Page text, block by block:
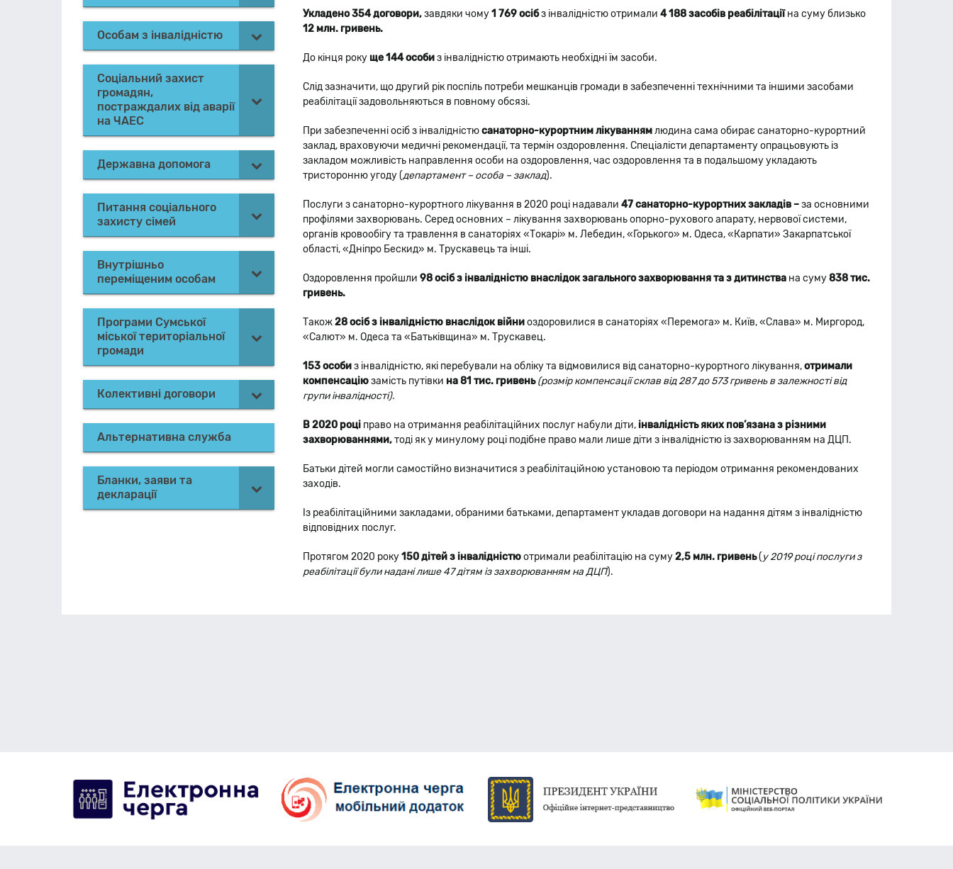
Особам з інвалідністю
Соціальний захист
громадян,
постраждалих від аварії
на ЧАЕС
Державна допомога
Питання соціального
захисту сімей
Внутрішньо
переміщеним особам
Програми Сумської
міської територіальної
громади
Колективні договори
Альтернативна служба
Бланки, заяви та
декларації
Укладено 354 договори,завдяки чому1 769 осібз інвалідністю отримали 4 188 засобів реабілітаціїна суму близько
12 млн. гривень.
До кінця року ще 144 особиз інвалідністю отримають необхідні їм засоби.
Слід зазначити, що другий рік поспіль потреби мешканців громади в забезпеченні технічними та іншими засобами
реабілітації задовольняються в повному обсязі.
При забезпеченні осіб з інвалідністюсанаторно-курортним лікуваннямлюдина сама обирає санаторно-курортний
заклад, враховуючи медичні рекомендації, та термін оздоровлення. Спеціалісти департаменту опрацьовують із
закладом можливість направлення особи на оздоровлення, час оздоровлення та в подальшому укладають
тристоронню угоду (департамент – особа – заклад).
Послуги з санаторно-курортного лікування в 2020 році надавали 47 санаторно-курортних закладів –за основними
профілями захворювань. Серед основних – лікування захворювань опорно-рухового апарату, нервової системи,
органів кровообігу та травлення в санаторіях «Токарі» м. Лебедин, «Горького» м. Одеса, «Карпати» Закарпатської
області, «Дніпро Бескид» м. Трускавець та інші.
Оздоровлення пройшли 98 осіб з інвалідністю внаслідок загального захворювання та з дитинства на суму838 тис.
гривень.
Також28 осіб з інвалідністю внаслідок війниоздоровилися в санаторіях «Перемога» м. Київ, «Слава» м. Миргород,
«Салют» м. Одеса та «Батьківщина» м. Трускавец.
153 особиз інвалідністю, які перебували на обліку та відмовилися від санаторно-курортного лікування,отримали
компенсаціюзамість путівки на 81 тис. гривень(розмір компенсації склав від 287 до 573 гривень в залежності від
групи інвалідності).
В 2020 році право на отримання реабілітаційних послуг набули діти,інвалідність яких пов’язана з різними
захворюваннями,тоді як у минулому році подібне право мали лише діти з інвалідністю із захворюванням на ДЦП.
Батьки дітей могли самостійно визначитися з реабілітаційною установою та періодом отримання рекомендованих
заходів.
Із реабілітаційними закладами, обраними батьками, департамент укладав договори на надання дітям з інвалідністю
відповідних послуг.
Протягом 2020 року150 дітей з інвалідністюотримали реабілітацію на суму2,5 млн. гривень(у 2019 році послуги з
реабілітації були надані лише 47 дітям із захворюванням на ДЦП).